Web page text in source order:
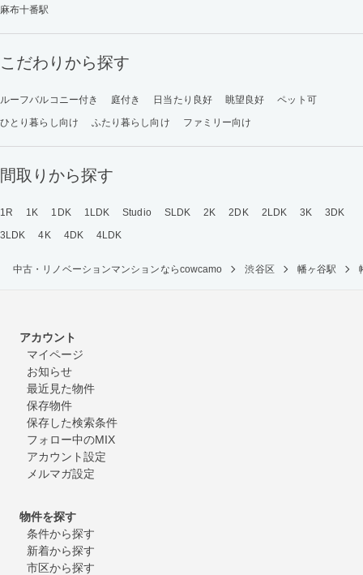
麻布十番駅
こだわりから探す
ルーフバルコニー付き 庭付き 日当たり良好 眺望良好
ペット可
ひとり暮らし向け
ふたり暮らし向け ファミリー向け
間取りから探す
1R 1K 1DK 1LDK Studio SLDK 2K 2DK 2LDK 3K
3DK
3LDK
4K 4DK 4LDK
中古・リノベーションマンションならcowcamo 渋谷区 幡ヶ谷駅
アカウント
マイページ
お知らせ
最近見た物件
保存物件
保存した検索条件
フォロー中のMIX
アカウント設定
メルマガ設定
物件を探す
条件から探す
新着から探す
市区から探す